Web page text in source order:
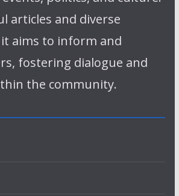
articles and diverse
aims to inform and
fostering dialogue and
the community.